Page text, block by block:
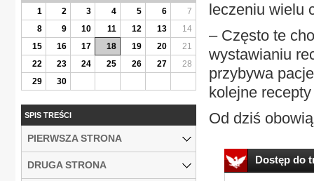
leczeniu wielu
– Często te
wystawianiu
przybywa
kolejne
Od dziś
Dostęp do
1
2 3 4 5 6
7
8
9 10 11 12 13
14
15
16 17 18 19 20
21
22
23 24 25 26 27
28
29
30
SPIS TREŚCI
PIERWSZA STRONA
DRUGA STRONA